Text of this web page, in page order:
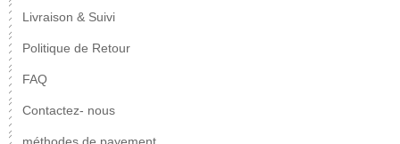
Livraison & Suivi
Politique de Retour
FAQ
Contactez- nous